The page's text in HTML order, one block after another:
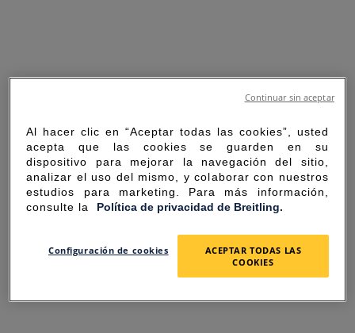
SORRY FOR THE
INCONVENIENCE
Al hacer clic en “Aceptar todas las cookies”, usted
acepta que las cookies se guarden en su
dispositivo para mejorar la navegación del sitio,
analizar el uso del mismo, y colaborar con nuestros
estudios para marketing. Para más información,
consulte la Política de privacidad de Breitling.
Configuración de cookies
ACEPTAR TODAS LAS
COOKIES
Continuar sin aceptar